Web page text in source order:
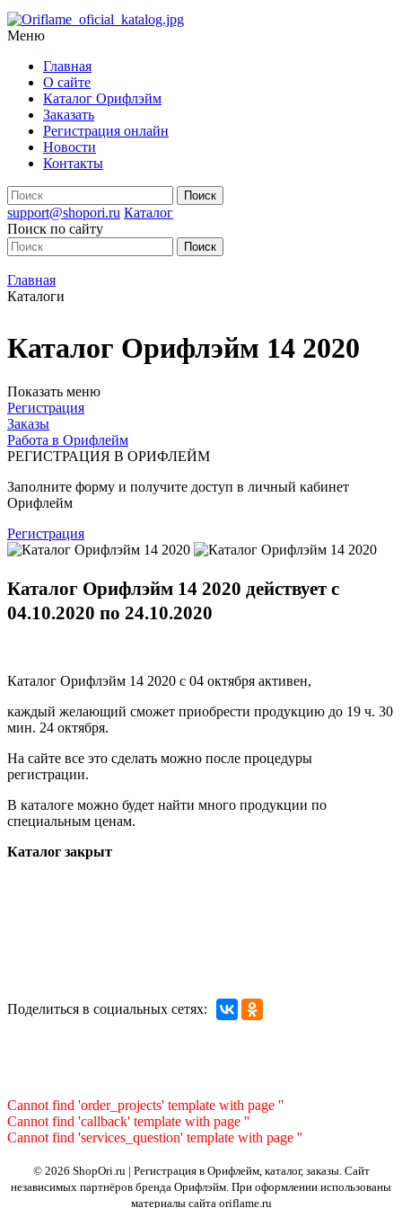
Меню
Главная
О сайте
Каталог Орифлэйм
Заказать
Регистрация онлайн
Новости
Контакты
support@shopori.ru Каталог
Поиск по сайту
Главная
Каталоги
Каталог Орифлэйм 14 2020
Показать меню
Регистрация
Заказы
Работа в Орифлейм
РЕГИСТРАЦИЯ В ОРИФЛЕЙМ
Заполните форму и получите доступ в личный кабинет
Орифлейм
Регистрация
Каталог Орифлэйм 14 2020 действует с
04.10.2020 по 24.10.2020
Каталог Орифлэйм 14 2020 с 04 октября активен,
каждый желающий сможет приобрести продукцию до 19 ч. 30
мин. 24 октября.
На сайте все это сделать можно после процедуры
регистрации.
В каталоге можно будет найти много продукции по
специальным ценам.
Каталог закрыт
Поделиться в социальных сетях:
Cannot find 'order_projects' template with page ''
Cannot find 'callback' template with page ''
Cannot find 'services_question' template with page ''
© 2026 ShopOri.ru | Регистрация в Орифлейм, каталог, заказы. Сайт
независимых партнёров бренда Орифлэйм. При оформлении использованы
материалы сайта oriflame.ru